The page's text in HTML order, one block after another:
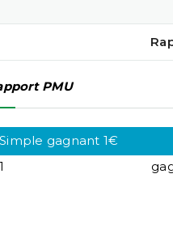
PMU
Simple gagnant 1€
1